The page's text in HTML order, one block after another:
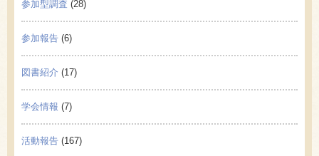
参加型調査 (28)
参加報告 (6)
図書紹介 (17)
学会情報 (7)
活動報告 (167)